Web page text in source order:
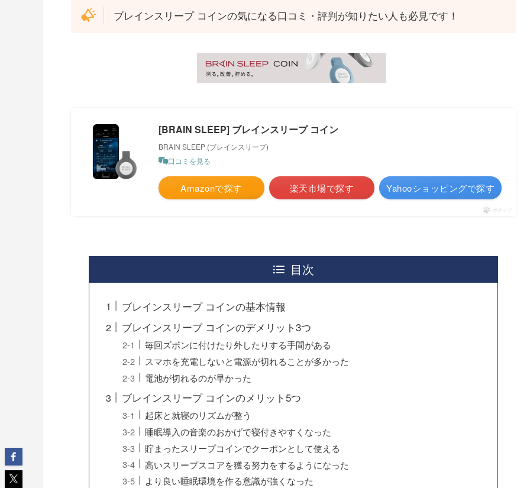
ブレインスリープ コインの気になる口コミ・評判が知りたい人も必見です！
[BRAIN SLEEP] ブレインスリープ コイン
BRAIN SLEEP (ブレインスリープ)
口コミを見る
Amazonで探す 楽天市場で探す Yahooショッピングで探す
ポチップ
目次
ブレインスリープ コインの基本情報
ブレインスリープ コインのデメリット3つ
毎回ズボンに付けたり外したりする手間がある
スマホを充電しないと電源が切れることが多かった
電池が切れるのが早かった
ブレインスリープ コインのメリット5つ
起床と就寝のリズムが整う
睡眠導入の音楽のおかげで寝付きやすくなった
貯まったスリープコインでクーポンとして使える
高いスリープスコアを獲る努力をするようになった
より良い睡眠環境を作る意識が強くなった